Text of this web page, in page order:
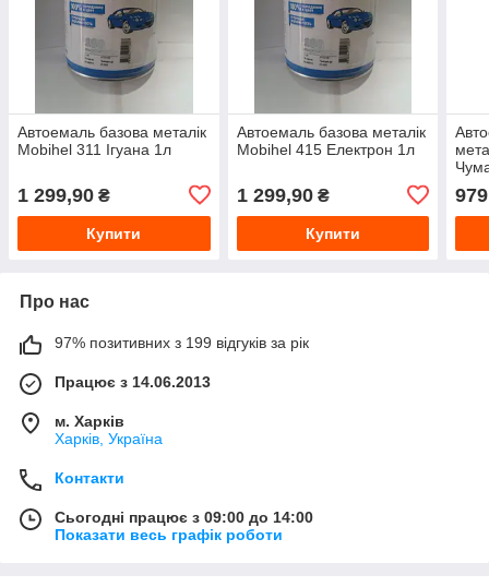
Автоемаль базова металік
Mobihel 311 Ігуана 1л
1 299,90 ₴
Купити
Автоемаль базова металік
Mobihel 415 Електрон 1л
1 299,90₴
Купити
Про нас
97% позитивних з 199 відгуків за рік
Працює з 14.06.2013
м. Харків
Харків, Україна
Контакти
Сьогодні працює з 09:00 до 14:00
Показати весь графік роботи